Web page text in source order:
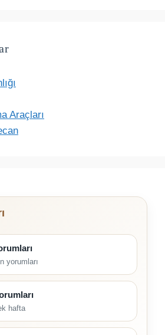
Araçları
yorumları
hafta